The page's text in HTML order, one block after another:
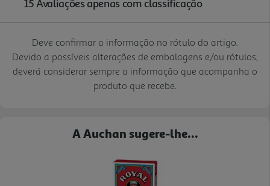
Deve confirmar a informação no rótulo do artigo.
Devido a possíveis alterações de embalagens e/ou rótulos,
deverá considerar sempre a informação que acompanha o
produto que recebe.
A Auchan sugere-lhe...